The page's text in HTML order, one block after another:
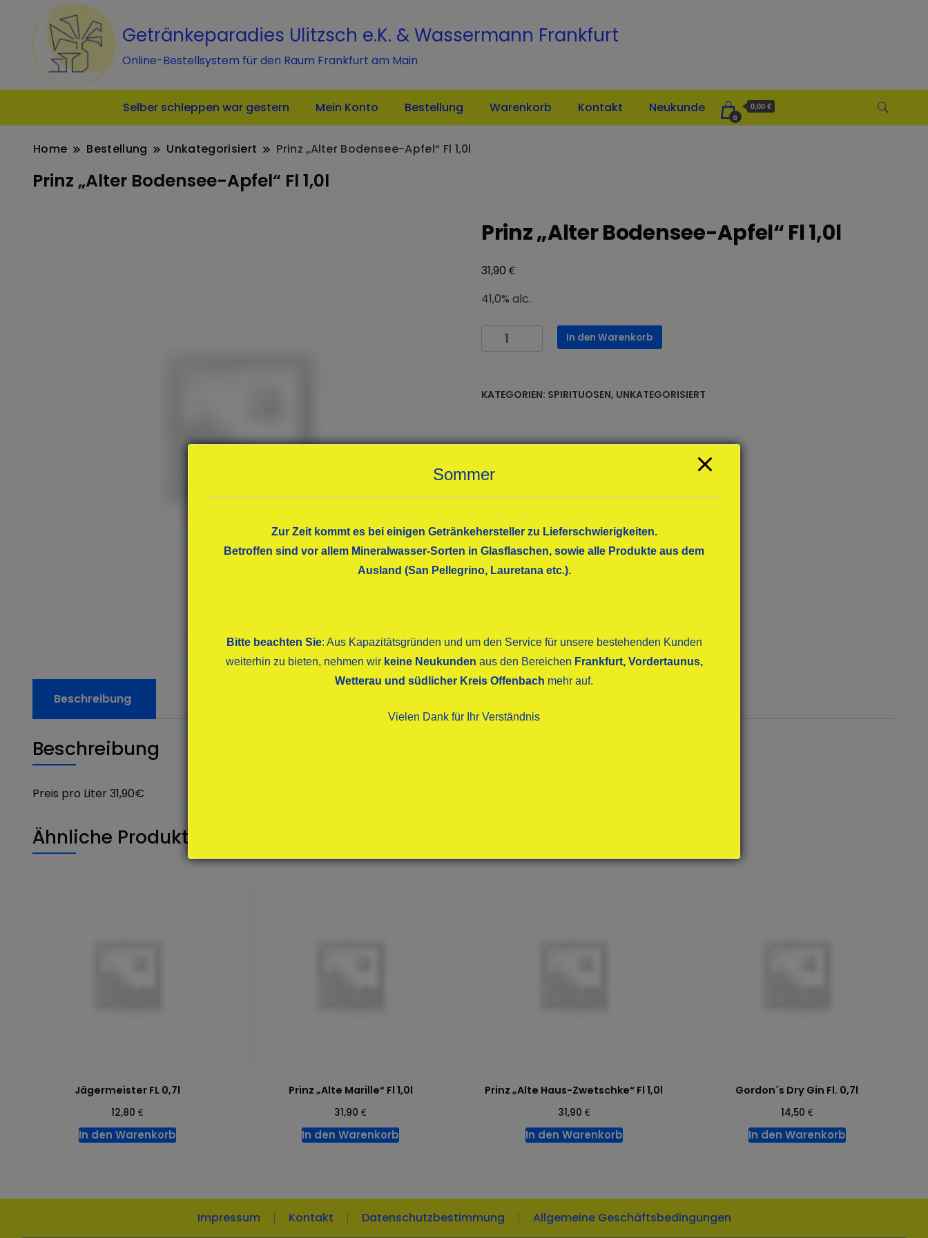
Getränkeparadies Ulitzsch e.K. & Wassermann Frankfurt
Online-Bestellsystem für den Raum Frankfurt am Main
Selber schleppen war gestern Mein Konto Bestellung Warenkorb Kontakt Neukunde
0
0,00 €
Home Bestellung Unkategorisiert Prinz „Alter Bodensee-Apfel“ Fl 1,0l
Prinz „Alter Bodensee-Apfel“ Fl 1,0l
Prinz „Alter Bodensee-Apfel“ Fl 1,0l
31,90 €
41,0% alc.
Prinz
"Alter
Fl
In den Warenkorb
KATEGORIEN: SPIRITUOSEN, UNKATEGORISIERT
Beschreibung
Beschreibung
Preis pro Liter 31,90€
Ähnliche Produkte
Jägermeister FL 0,7l
12,80€
In den Warenkorb
Prinz „Alte Marille“ Fl 1,0l
31,90€
In den Warenkorb
Prinz „Alte Haus-Zwetschke“ Fl 1,0l
31,90 €
In den Warenkorb
Gordon´s Dry Gin Fl. 0,7l
14,50 €
In den Warenkorb
Impressum Kontakt Datenschutzbestimmung Allgemeine Geschäftsbedingungen
Sommer
Zur Zeit kommt es bei einigen Getränkehersteller zu Lieferschwierigkeiten.
Betroffen sind vor allem Mineralwasser-Sorten in Glasflaschen, sowie alle Produkte aus dem
Ausland (San Pellegrino, Lauretana etc.).
Bitte beachten Sie: Aus Kapazitätsgründen und um den Service für unsere bestehenden Kunden
weiterhin zu bieten, nehmen wirkeine Neukunden aus den Bereichen Frankfurt, Vordertaunus,
Wetterau und südlicher Kreis Offenbach mehr auf.
Vielen Dank für Ihr Verständnis